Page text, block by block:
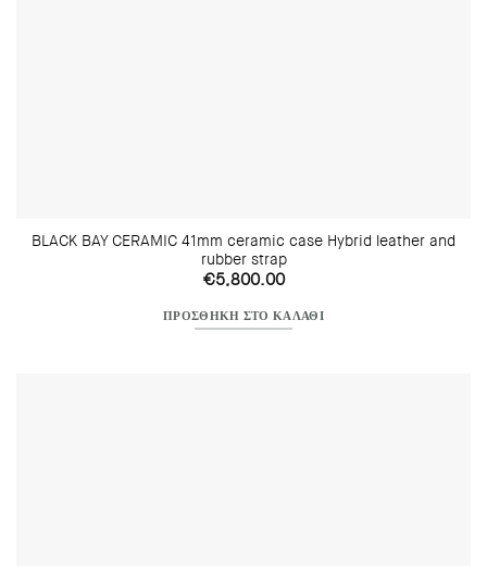
BLACK BAY CERAMIC 41mm ceramic case Hybrid leather and
rubber strap
€5,800.00
ΠΡΟΣΘΉΚΗ ΣΤΟ ΚΑΛΆΘΙ